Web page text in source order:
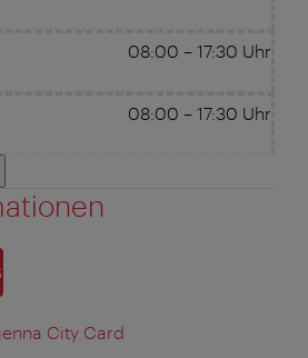
08:00 – 17:30 Uhr
08:00 – 17:30 Uhr
City Card